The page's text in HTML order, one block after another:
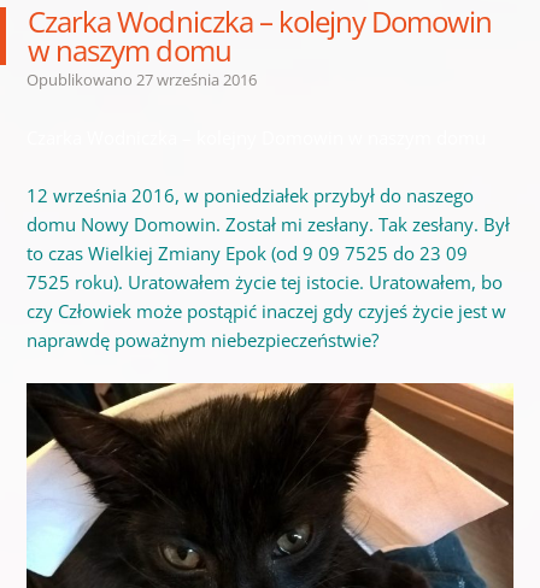
Czarka Wodniczka – kolejny Domowin
w naszym domu
Opublikowano 27 września 2016
12 września 2016, w poniedziałek przybył do naszego
domu Nowy Domowin. Został mi zesłany. Tak zesłany. Był
to czas Wielkiej Zmiany Epok (od 9 09 7525 do 23 09
7525 roku). Uratowałem życie tej istocie. Uratowałem, bo
czy Człowiek może postąpić inaczej gdy czyjeś życie jest w
naprawdę poważnym niebezpieczeństwie?